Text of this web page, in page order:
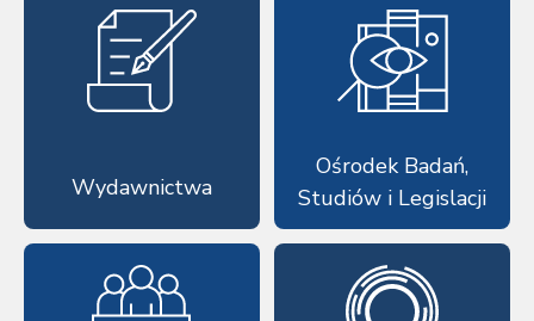
Wydawnictwa
Ośrodek Badań,
Studiów i Legislacji